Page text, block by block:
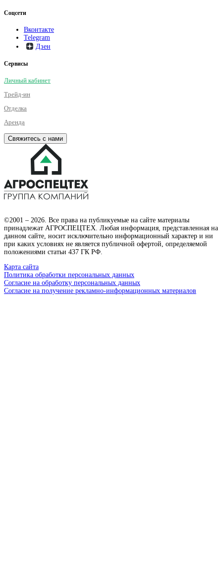
Соцсети
Вконтакте
Telegram
Дзен
Сервисы
Личный кабинет
Трейд-ин
Отделка
Аренда
Свяжитесь с нами
©2001 – 2026. Все права на публикуемые на сайте материалы
принадлежат АГРОСПЕЦТЕХ. Любая информация, представленная на
данном сайте, носит исключительно информационный характер и ни
при каких условиях не является публичной офертой, определяемой
положениями статьи 437 ГК РФ.
Карта сайта
Политика обработки персональных данных
Согласие на обработку персональных данных
Согласие на получение рекламно-информационных материалов